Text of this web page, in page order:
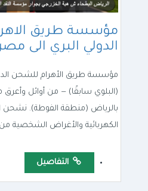
مؤسسة طريق
الدولي البري الى
مؤسسة طريق الأهرام للشحن
(البلوي سابقًا) — من أوائل
بالرياض (منطقة الفوطة). نشحن
الكهربائية والأغراض الشخصية
التفاصيل